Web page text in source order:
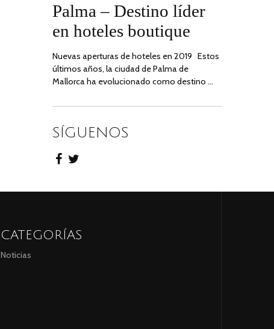
ON
JUNIO,
Palma – Destino líder
en hoteles boutique
Nuevas aperturas de hoteles en 2019 Estos
últimos años, la ciudad de Palma de
Mallorca ha evolucionado como destino …
SÍGUENOS
CATEGORÍAS
Noticias